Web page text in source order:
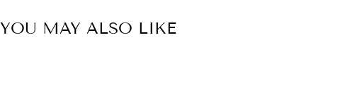
YOU MAY ALSO LIKE